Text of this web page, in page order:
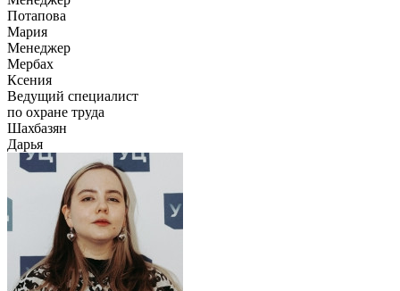
Потапова
Мария
Менеджер
Мербах
Ксения
Ведущий специалист
по охране труда
Шахбазян
Дарья